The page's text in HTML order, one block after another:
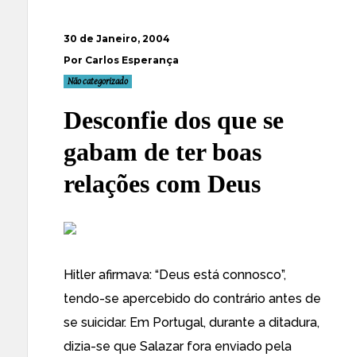
30 de Janeiro, 2004
Por Carlos Esperança
Não categorizado
Desconfie dos que se
gabam de ter boas
relações com Deus
Hitler afirmava: “Deus está connosco”,
tendo-se apercebido do contrário antes de
se suicidar. Em Portugal, durante a ditadura,
dizia-se que Salazar fora enviado pela